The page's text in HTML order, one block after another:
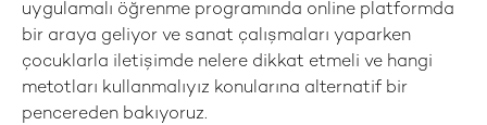
uygulamalı öğrenme programında online platformda
bir araya geliyor ve sanat çalışmaları yaparken
çocuklarla iletişimde nelere dikkat etmeli ve hangi
metotları kullanmalıyız konularına alternatif bir
pencereden bakıyoruz.